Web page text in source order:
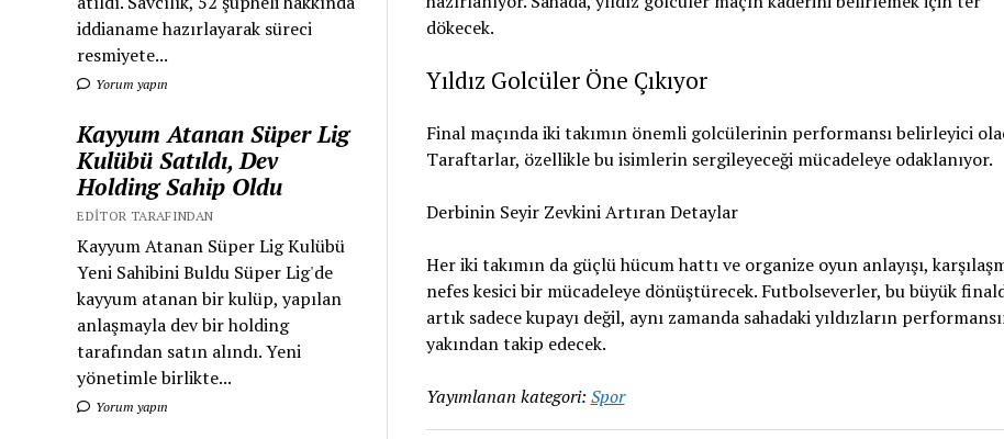
iddianame hazırlayarak süreci
resmiyete...
Yorum yapın
Kayyum Atanan Süper Lig
Kulübü Satıldı, Dev
Holding Sahip Oldu
EDITOR TARAFINDAN
Kayyum Atanan Süper Lig Kulübü
Yeni Sahibini Buldu Süper Lig'de
kayyum atanan bir kulüp, yapılan
anlaşmayla dev bir holding
tarafından satın alındı. Yeni
yönetimle birlikte...
Yorum yapın
dökecek.
Yıldız Golcüler Öne Çıkıyor
Final maçında iki takımın önemli golcülerinin performansı belirleyici
Taraftarlar, özellikle bu isimlerin sergileyeceği mücadeleye odaklanıyor.
Derbinin Seyir Zevkini Artıran Detaylar
Her iki takımın da güçlü hücum hattı ve organize oyun anlayışı,
nefes kesici bir mücadeleye dönüştürecek. Futbolseverler, bu büyük
artık sadece kupayı değil, aynı zamanda sahadaki yıldızların
yakından takip edecek.
Yayımlanan kategori: Spor